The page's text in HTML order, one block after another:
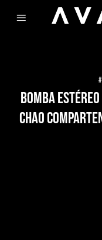
BOMBA
CHAO